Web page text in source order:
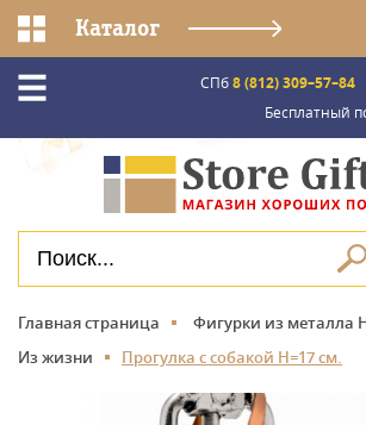
СПб8 (812) 309–57–84
Бесплатный
Каталог
Главная страница
Фигурки из металла
Из жизни
Прогулка с собакой Н=17 см.